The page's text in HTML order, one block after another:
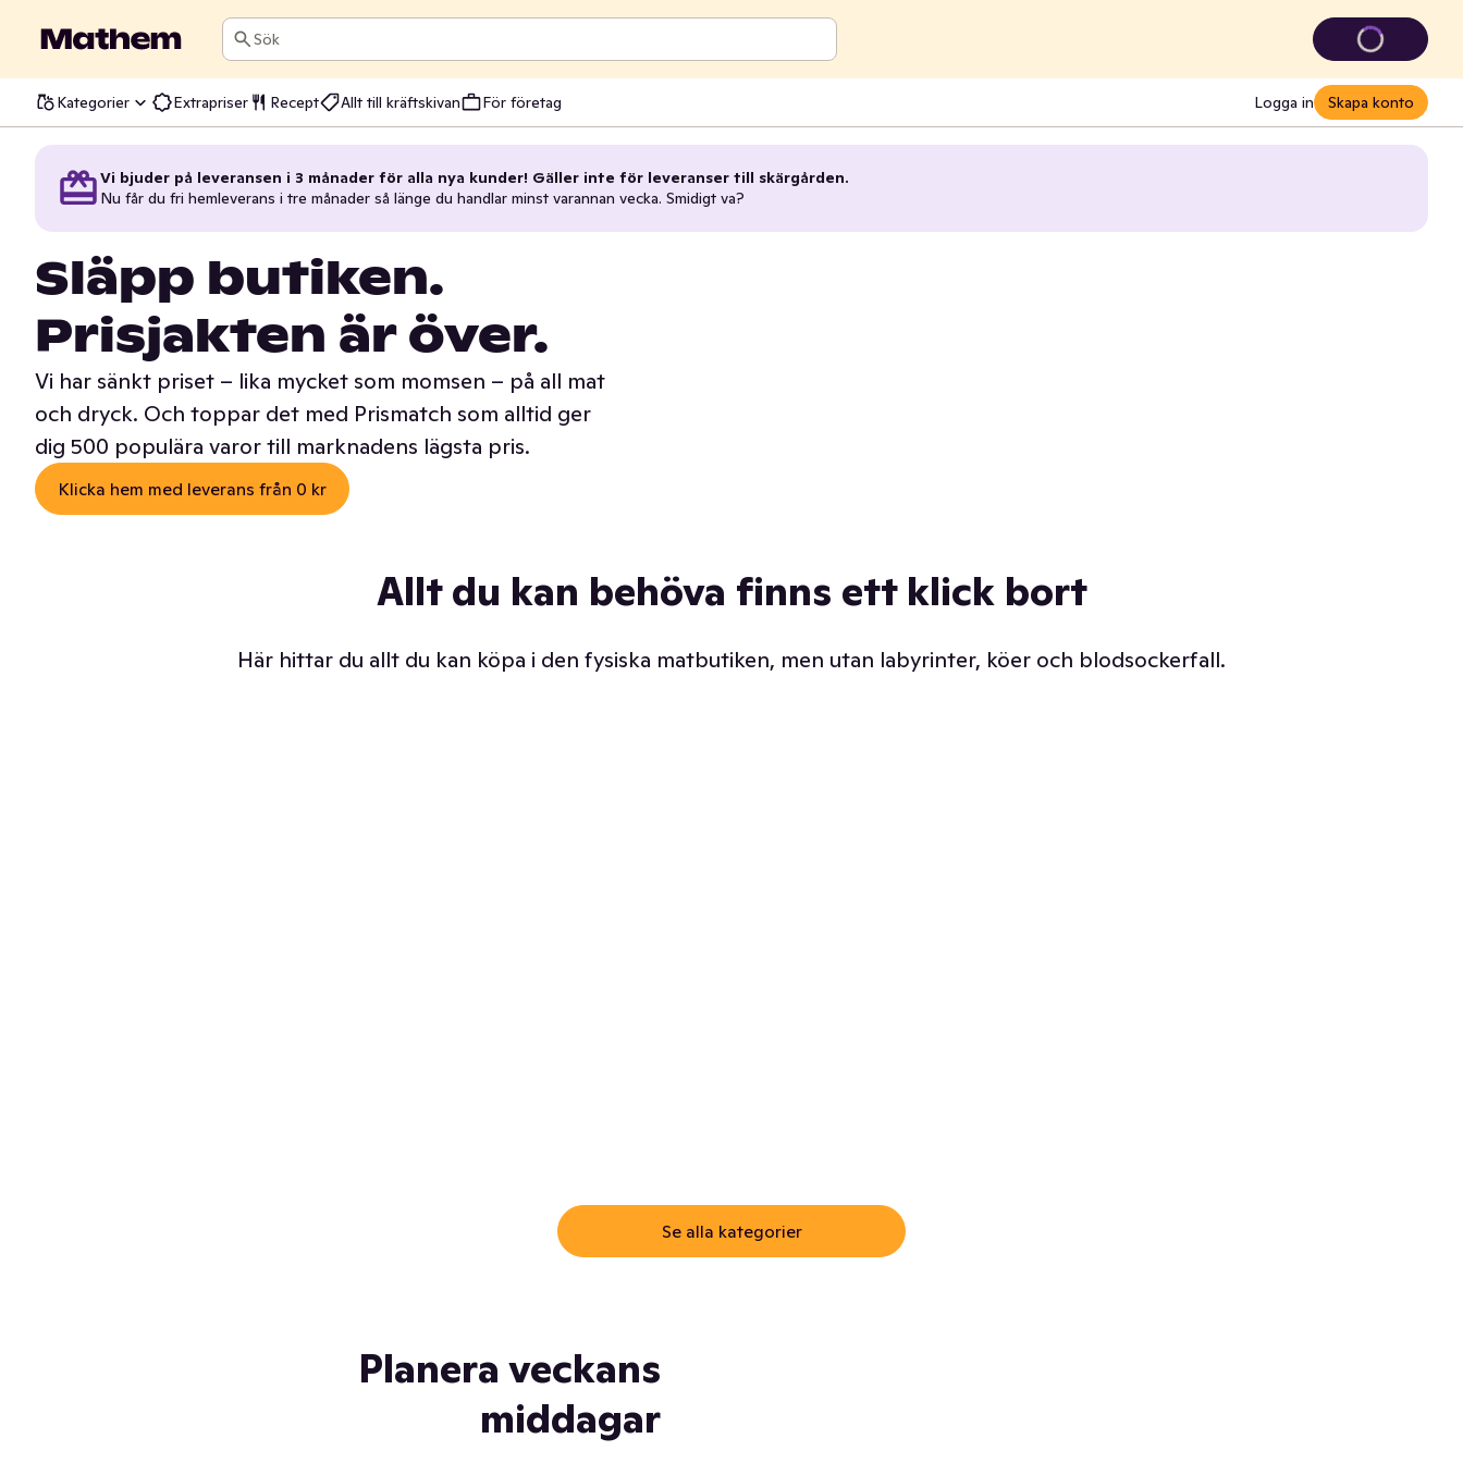
Sök
Kategorier Extrapriser Recept Allt till kräftskivan För företag Logga in Skapa konto
Vi bjuder på leveransen i 3 månader för alla nya kunder! Gäller inte för leveranser till skärgården.
Nu får du fri hemleverans i tre månader så länge du handlar minst varannan vecka. Smidigt va?
Släpp butiken.
Prisjakten är över.
Vi har sänkt priset – lika mycket som momsen – på all mat
och dryck. Och toppar det med Prismatch som alltid ger
dig 500 populära varor till marknadens lägsta pris.
Klicka hem med leverans från 0 kr
Allt du kan behöva finns ett klick bort
Här hittar du allt du kan köpa i den fysiska matbutiken, men utan labyrinter, köer och blodsockerfall.
Se alla kategorier
Planera veckans
middagar